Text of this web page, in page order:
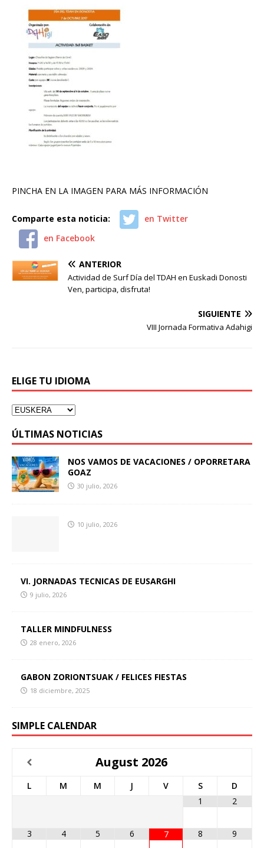
PINCHA EN LA IMAGEN PARA MÁS INFORMACIÓN
Comparte esta noticia:
en Twitter
en Facebook
ANTERIOR
Actividad de Surf Día del TDAH en Euskadi Donosti
Ven, participa, disfruta!
SIGUIENTE
VIII Jornada Formativa Adahigi
ELIGE TU IDIOMA
ÚLTIMAS NOTICIAS
NOS VAMOS DE VACACIONES / OPORRETARA
GOAZ
30 julio, 2026
10 julio, 2026
VI. JORNADAS TECNICAS DE EUSARGHI
9 julio, 2026
TALLER MINDFULNESS
28 enero, 2026
GABON ZORIONTSUAK / FELICES FIESTAS
18 diciembre, 2025
SIMPLE CALENDAR
August 2026
L M M J V S
D
1
2
3 4 5 6 7 8 9